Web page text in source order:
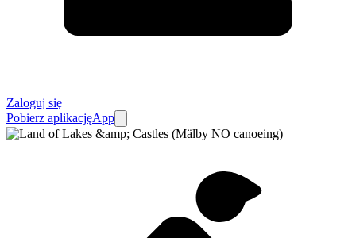
Zaloguj się
Pobierz aplikacjęApp